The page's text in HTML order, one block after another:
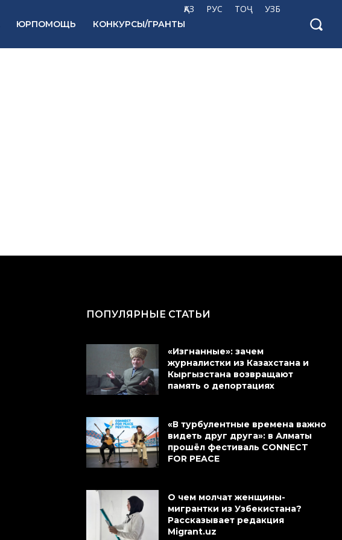
ҚАЗ РУС ТОҶ УЗБ
ЮРПОМОЩЬ КОНКУРСЫ/ГРАНТЫ
ПОПУЛЯРНЫЕ СТАТЬИ
«Изгнанные»: зачем
журналистки из Казахстана и
Кыргызстана возвращают
память о депортациях
«В турбулентные времена важно
видеть друг друга»: в Алматы
прошёл фестиваль CONNECT
FOR PEACE
О чем молчат женщины-
мигрантки из Узбекистана?
Рассказывает редакция
Migrant.uz